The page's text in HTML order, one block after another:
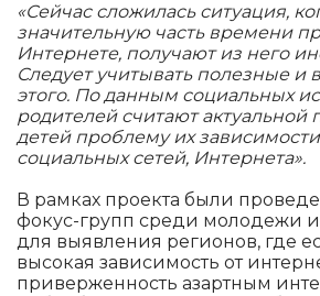
«Сейчас сложилась ситуация,
значительную часть времени
Интернете, получают из него
Следует учитывать полезные и
этого. По данным социальных
родителей считают актуальной
детей проблему их зависимости
социальных сетей, Интернета».
В рамках проекта были
фокус-групп среди молодежи
для выявления регионов, где
высокая зависимость от
приверженность азартным